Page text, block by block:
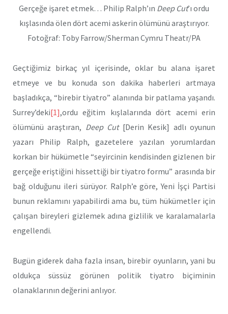
Gerçeğe işaret etmek… Philip Ralph’ın Deep Cut’ı ordu
kışlasında ölen dört acemi askerin ölümünü araştırıyor.
Fotoğraf: Toby Farrow/Sherman Cymru Theatr/PA
Geçtiğimiz birkaç yıl içerisinde, oklar bu alana işaret
etmeye ve bu konuda son dakika haberleri artmaya
başladıkça, “birebir tiyatro” alanında bir patlama yaşandı.
Surrey’deki[1],ordu eğitim kışlalarında dört acemi erin
ölümünü araştıran, Deep Cut[Derin Kesik] adlı oyunun
yazarı Philip Ralph, gazetelere yazılan yorumlardan
korkan bir hükümetle “seyircinin kendisinden gizlenen bir
gerçeğe eriştiğini hissettiği bir tiyatro formu” arasında bir
bağ olduğunu ileri sürüyor. Ralph’e göre, Yeni İşçi Partisi
bunun reklamını yapabilirdi ama bu, tüm hükümetler için
çalışan bireyleri gizlemek adına gizlilik ve karalamalarla
engellendi.
Bugün giderek daha fazla insan, birebir oyunların, yani bu
oldukça süssüz görünen politik tiyatro biçiminin
olanaklarının değerini anlıyor.